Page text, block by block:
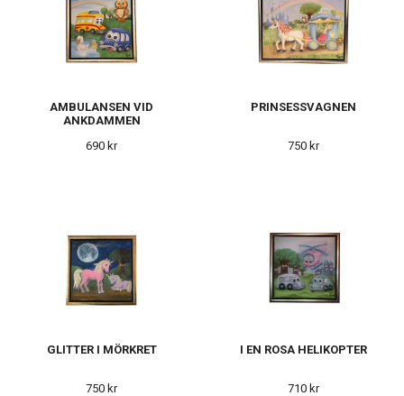
AMBULANSEN VID
ANKDAMMEN
690 kr
PRINSESSVAGNEN
750 kr
GLITTER I MÖRKRET
750 kr
I EN ROSA HELIKOPTER
710 kr